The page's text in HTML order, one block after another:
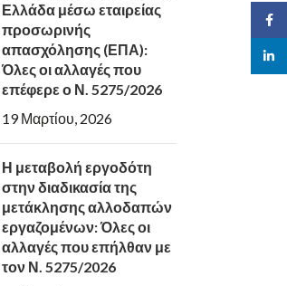
Ελλάδα μέσω εταιρείας
προσωρινής
απασχόλησης (ΕΠΑ):
Όλες οι αλλαγές που
επέφερε ο Ν. 5275/2026
19 Μαρτίου, 2026
Η μεταβολή εργοδότη
στην διαδικασία της
μετάκλησης αλλοδαπών
εργαζομένων: Όλες οι
αλλαγές που επήλθαν με
τον Ν. 5275/2026